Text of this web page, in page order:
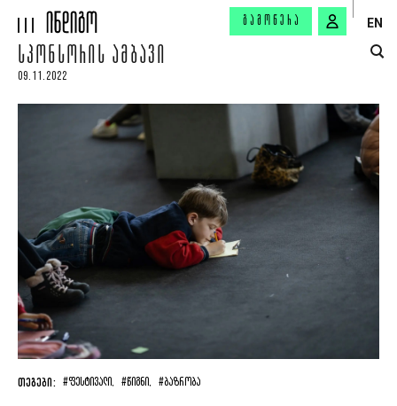
ᲒᲐᲛᲝᲬᲔᲠᲐ EN
ᲡᲞᲝᲜᲡᲝᲠᲘᲡ ᲐᲛᲑᲐᲕᲘ
09.11.2022
ᲗᲔᲒᲔᲑᲘ: #ᲤᲔᲡᲢᲘᲕᲐᲚᲘ, #ᲬᲘᲒᲜᲘ, #ᲑᲐᲖᲠᲝᲑᲐ